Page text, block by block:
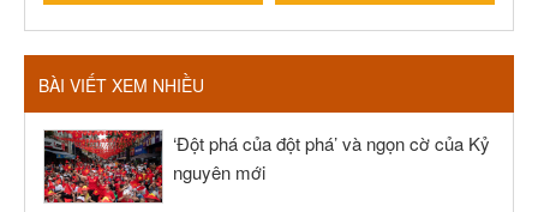
BÀI VIẾT XEM NHIỀU
‘Đột phá của đột phá’ và ngọn cờ của Kỷ
nguyên mới